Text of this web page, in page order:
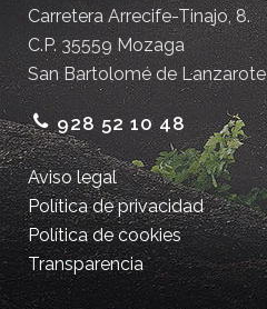
Carretera Arrecife-Tinajo, 8.
C.P. 35559 Mozaga
San Bartolomé de Lanzarote
928 52 10 48
Aviso legal
Política de privacidad
Política de cookies
Transparencia